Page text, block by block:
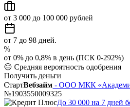
от 3 000 до 100 000 рублей
от 7 до 98 дней.
%
от 0% до 0,8% в день (ПСК 0-292%)
😐 Средняя вероятность одобрения
Получить деньги
СтартВебзайм - ООО МКК
№1903550009325
До 30 000 на 7 дней